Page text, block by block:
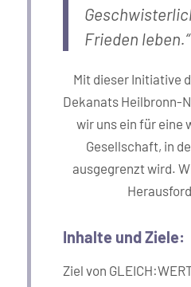
Frieden leben.“
Mit dieser Initiative
Dekanats Heilbronn-
wir uns ein für eine
Gesellschaft, in
ausgegrenzt wird.
Inhalte und Ziele:
Ziel von